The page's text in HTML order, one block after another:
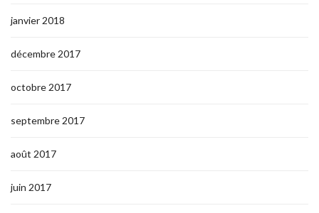
janvier 2018
décembre 2017
octobre 2017
septembre 2017
août 2017
juin 2017